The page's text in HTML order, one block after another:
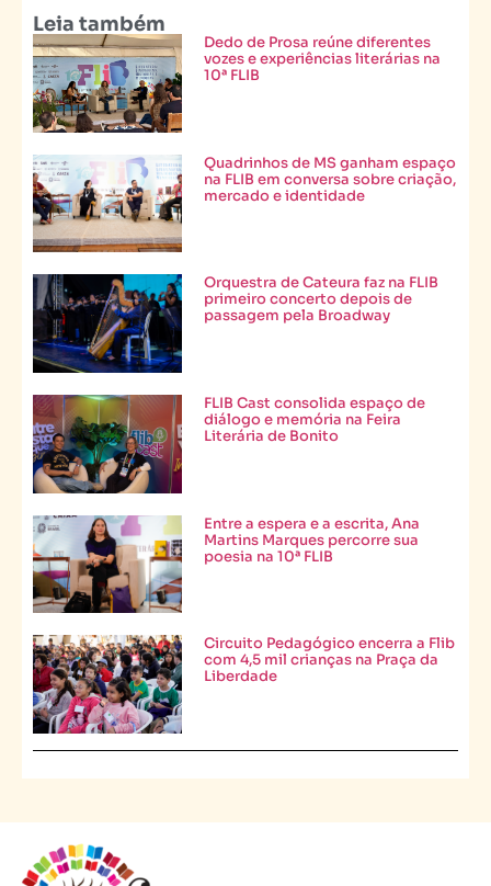
Leia também
Dedo de Prosa reúne diferentes
vozes e experiências literárias na
10ª FLIB
Quadrinhos de MS ganham espaço
na FLIB em conversa sobre criação,
mercado e identidade
Orquestra de Cateura faz na FLIB
primeiro concerto depois de
passagem pela Broadway
FLIB Cast consolida espaço de
diálogo e memória na Feira
Literária de Bonito
Entre a espera e a escrita, Ana
Martins Marques percorre sua
poesia na 10ª FLIB
Circuito Pedagógico encerra a Flib
com 4,5 mil crianças na Praça da
Liberdade